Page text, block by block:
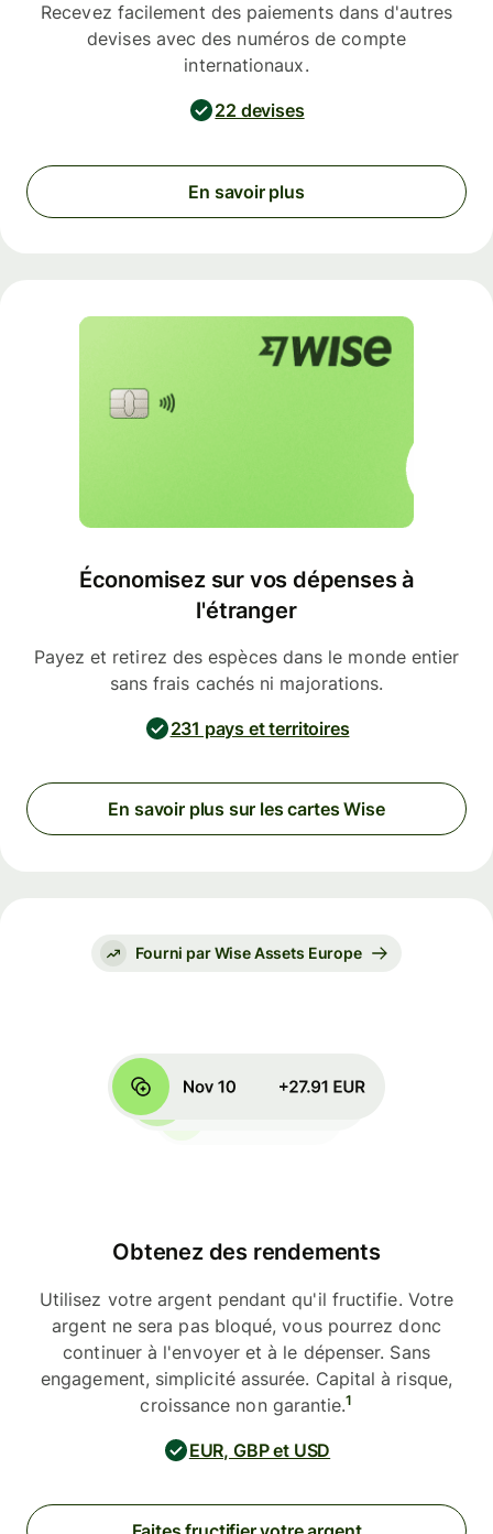
Recevez facilement des paiements dans d'autres
devises avec des numéros de compte
internationaux.
22 devises
En savoir plus
Économisez sur vos dépenses à
l'étranger
Payez et retirez des espèces dans le monde entier
sans frais cachés ni majorations.
231 pays et territoires
En savoir plus sur les cartes Wise
Fourni par Wise Assets Europe
Obtenez des rendements
Utilisez votre argent pendant qu'il fructifie. Votre
argent ne sera pas bloqué, vous pourrez donc
continuer à l'envoyer et à le dépenser. Sans
engagement, simplicité assurée. Capital à risque,
croissance non garantie.1
EUR, GBP et USD